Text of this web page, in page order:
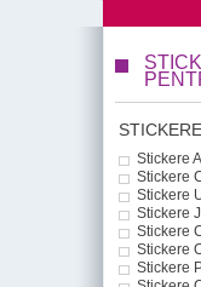
Stickere
Stickere
Stickere
Stickere
Stickere
Stickere
Stickere